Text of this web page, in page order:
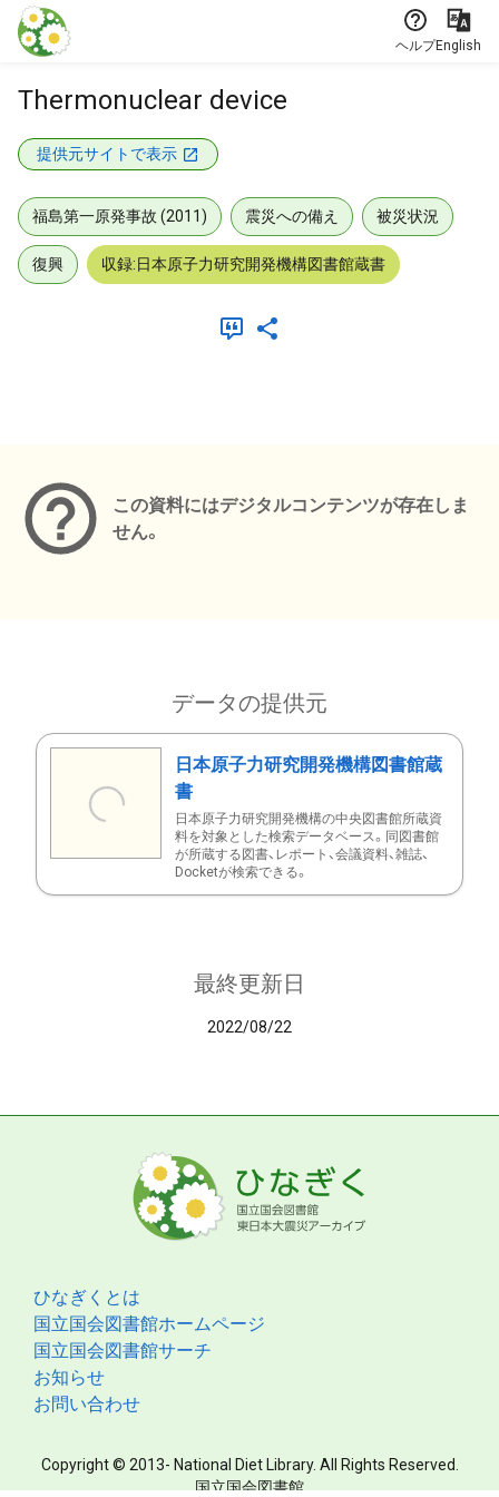
本文に飛ぶ
ヘルプEnglish
Thermonuclear device
提供元サイトで表示
福島第一原発事故 (2011) 震災への備え 被災状況
復興 収録:日本原子力研究開発機構図書館蔵書
この資料にはデジタルコンテンツが存在しま
せん。
データの提供元
日本原子力研究開発機構図書館蔵
書
日本原子力研究開発機構の中央図書館所蔵資
料を対象とした検索データベース。同図書館
が所蔵する図書、レポート、会議資料、雑誌、
Docketが検索できる。
最終更新日
2022/08/22
ひなぎくとは
国立国会図書館ホームページ
国立国会図書館サーチ
お知らせ
お問い合わせ
Copyright © 2013- National Diet Library. All Rights Reserved.